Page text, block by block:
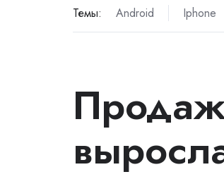
Темы: Android Iphone